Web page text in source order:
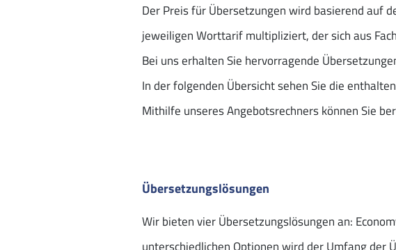
Der Preis für Übersetzungen wird basierend auf
jeweiligen Worttarif multipliziert, der sich aus
Bei uns erhalten Sie hervorragende
In der folgenden Übersicht sehen Sie die
Mithilfe unseres Angebotsrechners können Sie
Übersetzungslösungen
Wir bieten vier Übersetzungslösungen an:
unterschiedlichen Optionen wird der Umfang der